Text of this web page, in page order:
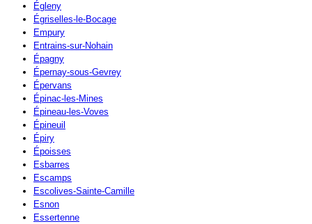
Égleny
Égriselles-le-Bocage
Empury
Entrains-sur-Nohain
Épagny
Épernay-sous-Gevrey
Épervans
Épinac-les-Mines
Épineau-les-Voves
Épineuil
Épiry
Époisses
Esbarres
Escamps
Escolives-Sainte-Camille
Esnon
Essertenne